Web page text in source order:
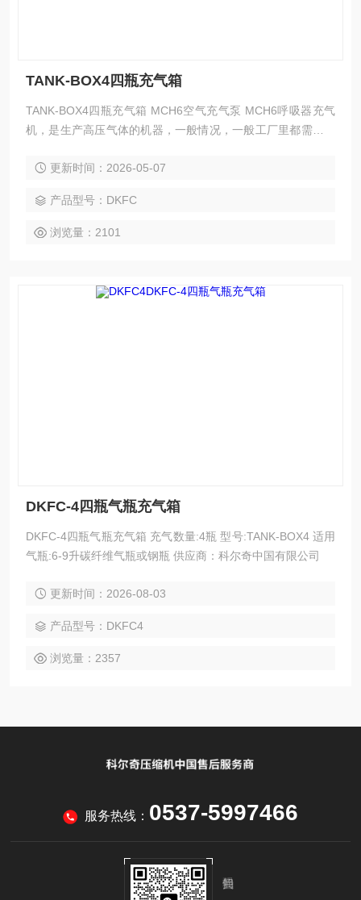
TANK-BOX4四瓶充气箱
TANK-BOX4四瓶充气箱 MCH6空气充气泵 MCH6呼吸器充气
机，是生产高压气体的机器，一般情况，一般工厂里都需要，
生活中也有需要空压机的情况，比如轮胎打气，游乐场的升降
是维修，目前售后体系较为成熟，这样为客户购买解决了后顾
之忧。
更新时间：2026-05-07
产品型号：DKFC
浏览量：2101
DKFC-4四瓶气瓶充气箱
DKFC-4四瓶气瓶充气箱 充气数量:4瓶 型号:TANK-BOX4 适用
气瓶:6-9升碳纤维气瓶或钢瓶 供应商：科尔奇中国有限公司
更新时间：2026-08-03
产品型号：DKFC4
浏览量：2357
服务热线： 0537-5997466